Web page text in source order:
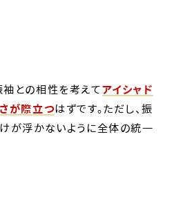
袖との相性を考えてアイシャド
が際立つはずです。ただし、振
が浮かないように全体の統一